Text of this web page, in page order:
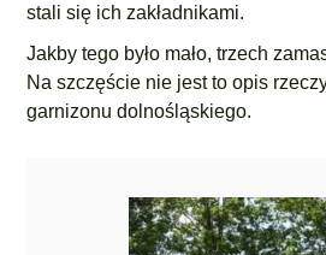
stali się ich zakładnikami.
Jakby tego było mało, trzech
Na szczęście nie jest to opis
garnizonu dolnośląskiego.